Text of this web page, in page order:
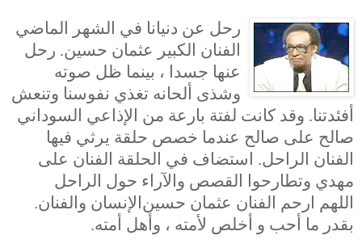
رحل عن دنيانا في الشهر الماضي
الفنان الكبير عثمان حسين. رحل
عنها جسدا ، بينما ظل صوته
وشذى ألحانه تغذي نفوسنا وتنعش
أفئدتنا. وقد كانت لفتة بارعة من الإذاعي السوداني
صالح على صالح عندما خصص حلقة يرثي فيها
الفنان الراحل. استضاف في الحلقة الفنان على
مهدي وتطارحوا القصص والآراء حول الراحل
الإنسان والفنان. اللهم ارحم الفنان عثمان حسين
بقدر ما أحب و أخلص لأمته ، وأهل أمته.